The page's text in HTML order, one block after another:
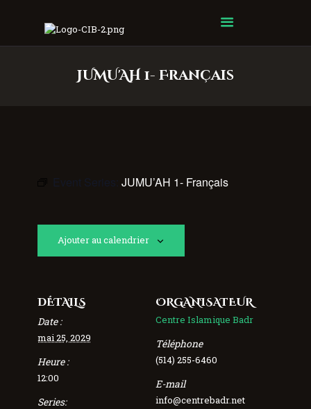
JUMU'AH 1- Français
Centre Islamique Badr
Event Series: JUMU’AH 1- Français
Ajouter au calendrier
DÉTAILS
Date :
mai 25, 2029
Heure :
12:00
Series:
ORGANISATEUR
Centre Islamique Badr
Téléphone
(514) 255-6460
E-mail
info@centrebadr.net